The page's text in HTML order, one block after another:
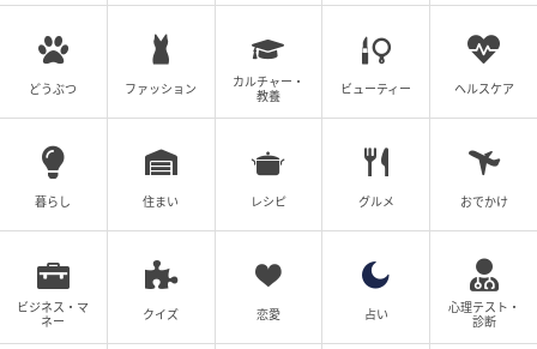
どうぶつ ファッション
カルチャー・
教養
ビューティー ヘルスケア
暮らし 住まい レシピ グルメ おでかけ
ビジネス・マ
ネー
クイズ 恋愛 占い
心理テスト・
診断